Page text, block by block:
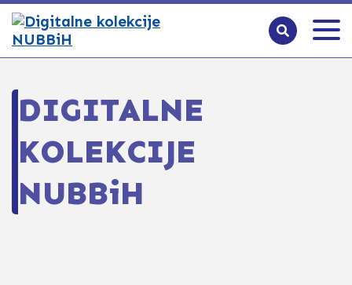
DIGITALNE
KOLEKCIJE
NUBBiH